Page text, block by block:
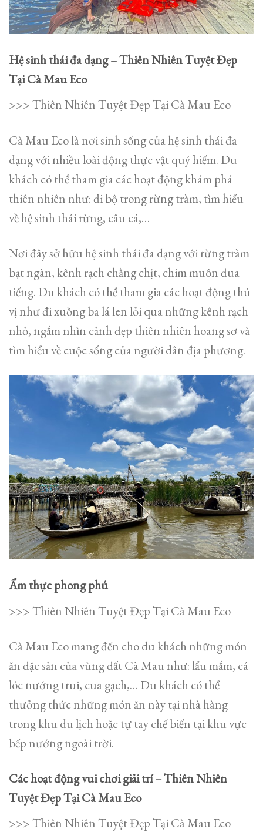
Hệ sinh thái đa dạng – Thiên Nhiên Tuyệt Đẹp
Tại Cà Mau Eco
>>> Thiên Nhiên Tuyệt Đẹp Tại Cà Mau Eco
Cà Mau Eco là nơi sinh sống của hệ sinh thái đa
dạng với nhiều loài động thực vật quý hiếm. Du
khách có thể tham gia các hoạt động khám phá
thiên nhiên như: đi bộ trong rừng tràm, tìm hiểu
về hệ sinh thái rừng, câu cá,…
Nơi đây sở hữu hệ sinh thái đa dạng với rừng tràm
bạt ngàn, kênh rạch chằng chịt, chim muôn đua
tiếng. Du khách có thể tham gia các hoạt động thú
vị như đi xuồng ba lá len lỏi qua những kênh rạch
nhỏ, ngắm nhìn cảnh đẹp thiên nhiên hoang sơ và
tìm hiểu về cuộc sống của người dân địa phương.
Ẩm thực phong phú
>>> Thiên Nhiên Tuyệt Đẹp Tại Cà Mau Eco
Cà Mau Eco mang đến cho du khách những món
ăn đặc sản của vùng đất Cà Mau như: lẩu mắm, cá
lóc nướng trui, cua gạch,… Du khách có thể
thưởng thức những món ăn này tại nhà hàng
trong khu du lịch hoặc tự tay chế biến tại khu vực
bếp nướng ngoài trời.
Các hoạt động vui chơi giải trí – Thiên Nhiên
Tuyệt Đẹp Tại Cà Mau Eco
>>> Thiên Nhiên Tuyệt Đẹp Tại Cà Mau Eco